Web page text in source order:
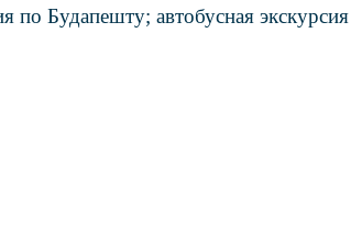
по Будапешту; автобусная